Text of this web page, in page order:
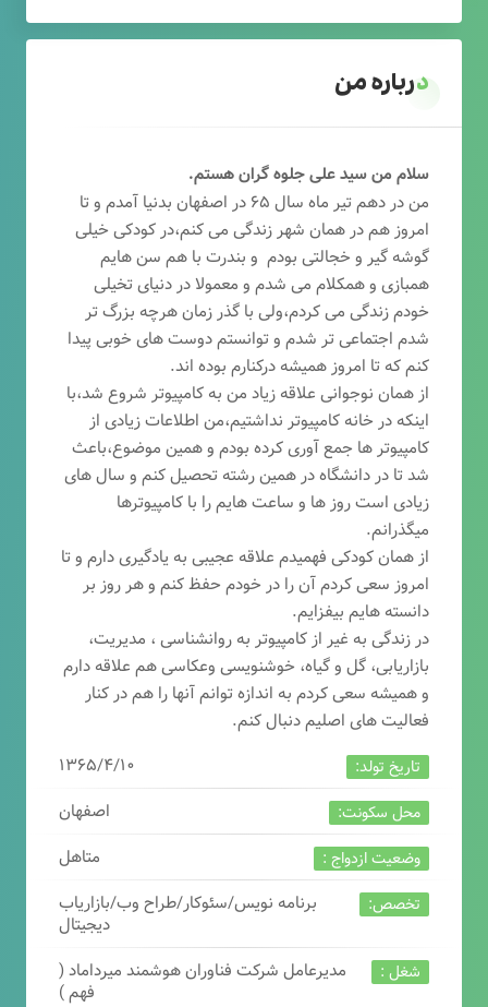
درباره من
سلام من سید علی جلوه گران هستم.
من در دهم تیر ماه سال ۶۵ در اصفهان بدنیا آمدم و تا
امروز هم در همان شهر زندگی می کنم،در کودکی خیلی
گوشه گیر و خجالتی بودم و بندرت با هم سن هایم
همبازی و همکلام می شدم و معمولا در دنیای تخیلی
خودم زندگی می کردم،ولی با گذر زمان هرچه بزرگ تر
شدم اجتماعی تر شدم و توانستم دوست های خوبی پیدا
کنم که تا امروز همیشه درکنارم بوده اند.
از همان نوجوانی علاقه زیاد من به کامپیوتر شروع شد،با
اینکه در خانه کامپیوتر نداشتیم،من اطلاعات زیادی از
کامپیوتر ها جمع آوری کرده بودم و همین موضوع،باعث
شد تا در دانشگاه در همین رشته تحصیل کنم و سال های
زیادی است روز ها و ساعت هایم را با کامپیوترها
میگذرانم.
از همان کودکی فهمیدم علاقه عجیبی به یادگیری دارم و تا
امروز سعی کردم آن را در خودم حفظ کنم و هر روز بر
دانسته هایم بیفزایم.
در زندگی به غیر از کامپیوتر به روانشناسی ، مدیریت،
بازاریابی، گل و گیاه، خوشنویسی وعکاسی هم علاقه دارم
و همیشه سعی کردم به اندازه توانم آنها را هم در کنار
فعالیت های اصلیم دنبال کنم.
تاریخ تولد: ۱۳۶۵/۴/۱۰
محل سکونت: اصفهان
وضعیت ازدواج : متاهل
تخصص:
برنامه نویس/سئوکار/طراح وب/بازاریاب
دیجیتال
شغل :
مدیرعامل شرکت فناوران هوشمند میرداماد (
فهم )